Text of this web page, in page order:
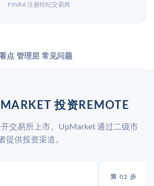
FINRA 注册经纪交易商
点 管理层 常见问题
投资REMOTE
交易所上市。UpMarket 通过二级市
提供投资渠道。
第 02 步